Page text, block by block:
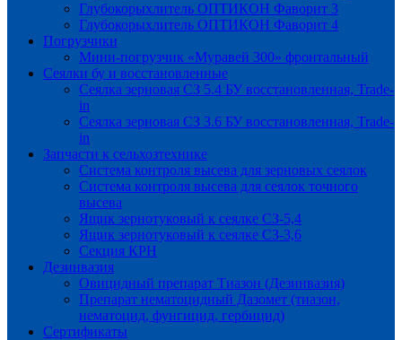
Глубокорыхлитель ОПТИКОН Фаворит 3
Глубокорыхлитель ОПТИКОН Фаворит 4
Погрузчики
Мини-погрузчик «Муравей 300» фронтальный
Сеялки бу и восстановленные
Сеялка зерновая СЗ 5.4 БУ восстановленная, Trade-
in
Сеялка зерновая СЗ 3.6 БУ восстановленная, Trade-
in
Запчасти к сельхозтехнике
Система контроля высева для зерновых сеялок
Система контроля высева для сеялок точного
высева
Ящик зернотуковый к сеялке СЗ-5,4
Ящик зернотуковый к сеялке СЗ-3,6
Секция КРН
Дезинвазия
Овицидный препарат Тиазон (Дезинвазия)
Препарат нематоцидный Дазомет (тиазон,
нематоцид, фунгицид, гербицид)
Сертификаты